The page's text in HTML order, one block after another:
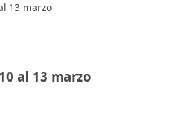
13 marzo
al 13 marzo